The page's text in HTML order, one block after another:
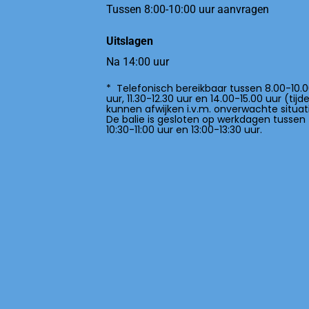
Tussen 8:00-10:00 uur aanvragen
Uitslagen
Na 14:00 uur
* Telefonisch bereikbaar tussen 8.00-
uur, 11.30-12.30 uur en 14.00-15.00 uur
kunnen afwijken i.v.m. onverwachte
De balie is gesloten op werkdagen tussen
10:30-11:00 uur en 13:00-13:30 uur.